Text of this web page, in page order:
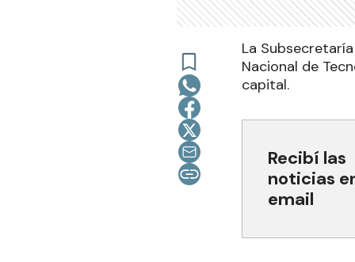
La
Nacional de
capital.
Recibí las
noticias
email